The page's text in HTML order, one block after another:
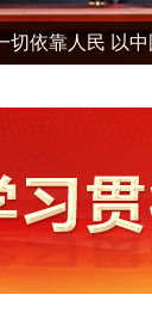
切依靠人民 以